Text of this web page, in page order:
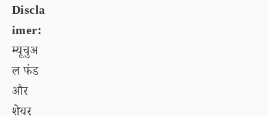
Discla
imer:
म्यूचुअ
ल फंड
और